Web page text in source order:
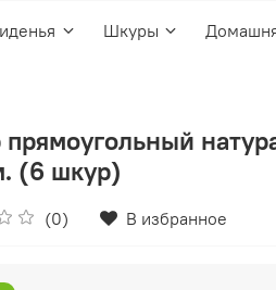
Шкуры
прямоугольный
(6 шкур)
(0) В избранное